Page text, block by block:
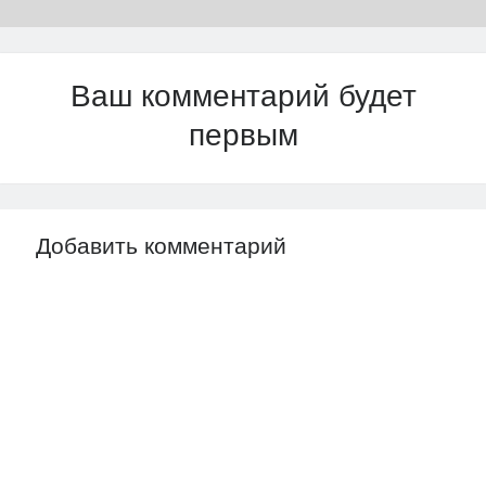
Ваш комментарий будет
первым
Добавить комментарий